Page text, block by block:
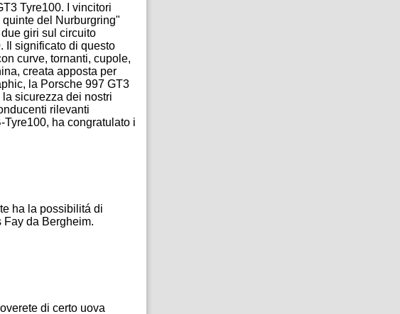
Tyre100. I vincitori
del Nurburgring"
giri sul circuito
Il significato di questo
curve, tornanti, cupole,
creata apposta per
la Porsche 997 GT3
sicurezza dei nostri
rilevanti
ha congratulato i
ha la possibilitá di
Fay da Bergheim.
di certo uova